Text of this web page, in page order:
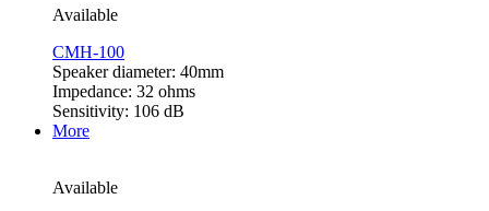
Available
CMH-100
Speaker diameter: 40mm
Impedance: 32 ohms
Sensitivity: 106 dB
More
Available